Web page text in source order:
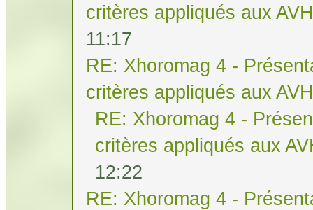
critères appliqués aux AVH
11:17
RE: Xhoromag 4 -
critères appliqués aux AVH
RE: Xhoromag 4 -
critères appliqués aux
12:22
RE: Xhoromag 4 -